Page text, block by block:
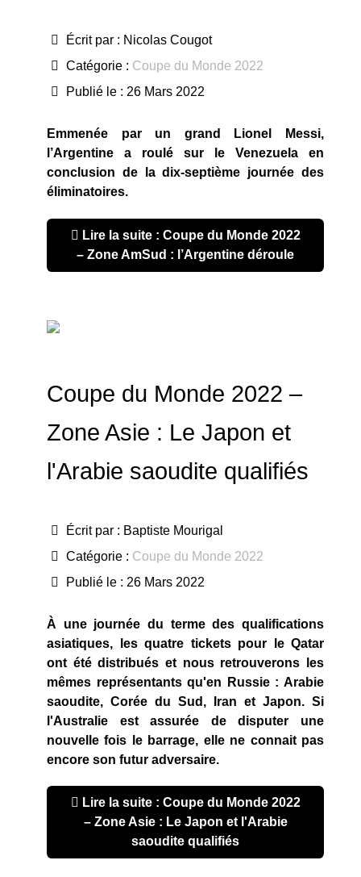
Écrit par : Nicolas Cougot
Catégorie : Coupe du Monde 2022
Publié le : 26 Mars 2022
Emmenée par un grand Lionel Messi,
l’Argentine a roulé sur le Venezuela en
conclusion de la dix-septième journée des
éliminatoires.
Lire la suite : Coupe du Monde 2022
– Zone AmSud : l’Argentine déroule
Coupe du Monde 2022 –
Zone Asie : Le Japon et
l'Arabie saoudite qualifiés
Écrit par : Baptiste Mourigal
Catégorie : Coupe du Monde 2022
Publié le : 26 Mars 2022
À une journée du terme des qualifications
asiatiques, les quatre tickets pour le Qatar
ont été distribués et nous retrouverons les
mêmes représentants qu'en Russie : Arabie
saoudite, Corée du Sud, Iran et Japon. Si
l'Australie est assurée de disputer une
nouvelle fois le barrage, elle ne connait pas
encore son futur adversaire.
Lire la suite : Coupe du Monde 2022
– Zone Asie : Le Japon et l'Arabie
saoudite qualifiés